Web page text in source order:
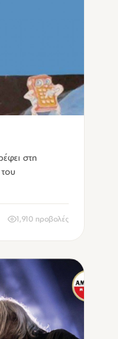
στη
1,910 προβολές